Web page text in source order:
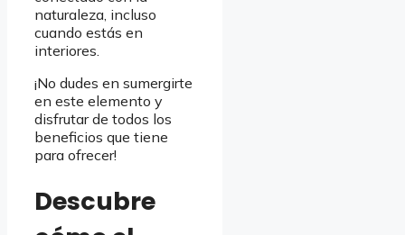
naturaleza, incluso
cuando estás en
interiores.
¡No dudes en sumergirte
en este elemento y
disfrutar de todos los
beneficios que tiene
para ofrecer!
Descubre